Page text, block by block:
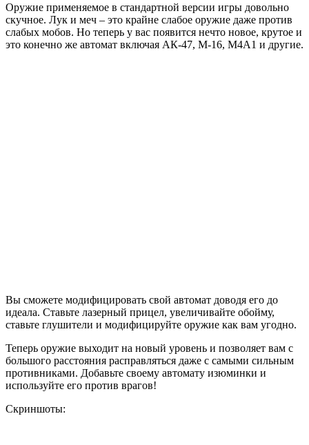
Оружие применяемое в стандартной версии игры довольно
скучное. Лук и меч – это крайне слабое оружие даже против
слабых мобов. Но теперь у вас появится нечто новое, крутое и
это конечно же автомат включая АК-47, М-16, М4А1 и другие.
Вы сможете модифицировать свой автомат доводя его до
идеала. Ставьте лазерный прицел, увеличивайте обойму,
ставьте глушители и модифицируйте оружие как вам угодно.
Теперь оружие выходит на новый уровень и позволяет вам с
большого расстояния расправляться даже с самыми сильным
противниками. Добавьте своему автомату изюминки и
используйте его против врагов!
Скриншоты: